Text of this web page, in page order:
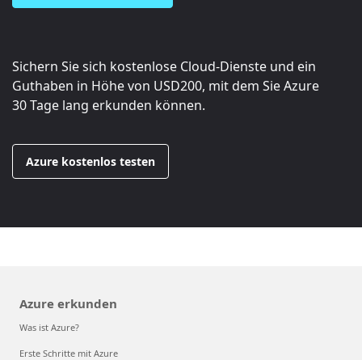
Sichern Sie sich kostenlose Cloud-Dienste und ein
Guthaben in Höhe von USD200, mit dem Sie Azure
30 Tage lang erkunden können.
Azure kostenlos testen
Azure erkunden
Was ist Azure?
Erste Schritte mit Azure